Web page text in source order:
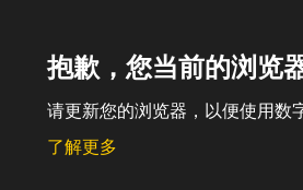
抱歉，您当前的浏览
请更新您的浏览器，以便使用数
了解更多